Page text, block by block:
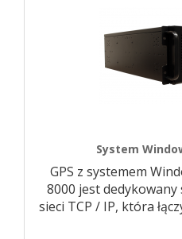
System
GPS z systemem
8000 jest
sieci TCP / IP, która